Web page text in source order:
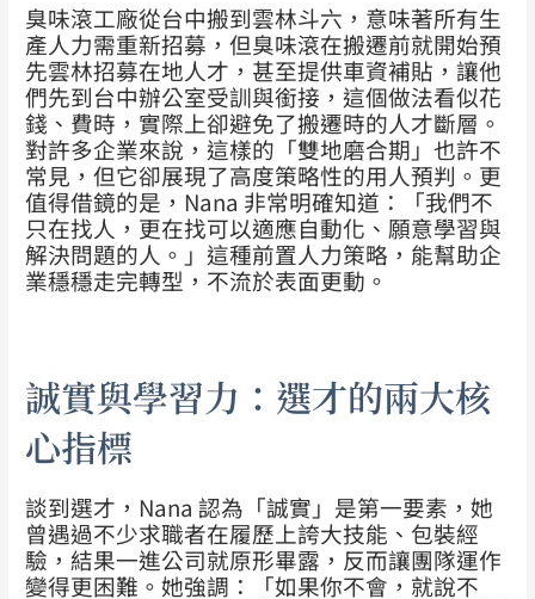
臭味滾工廠從台中搬到雲林斗六，意味著所有生
產人力需重新招募，但臭味滾在搬遷前就開始預
先雲林招募在地人才，甚至提供車資補貼，讓他
們先到台中辦公室受訓與銜接，這個做法看似花
錢、費時，實際上卻避免了搬遷時的人才斷層。
對許多企業來說，這樣的「雙地磨合期」也許不
常見，但它卻展現了高度策略性的用人預判。更
值得借鏡的是，Nana 非常明確知道：「我們不
只在找人，更在找可以適應自動化、願意學習與
解決問題的人。」這種前置人力策略，能幫助企
業穩穩走完轉型，不流於表面更動。
誠實與學習力：選才的兩大核
心指標
談到選才，Nana 認為「誠實」是第一要素，她
曾遇過不少求職者在履歷上誇大技能、包裝經
驗，結果一進公司就原形畢露，反而讓團隊運作
變得更困難。她強調：「如果你不會，就說不